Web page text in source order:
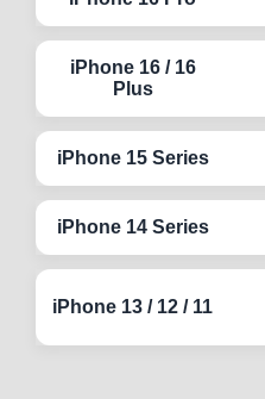
iPhone 16 / 16
Plus
iPhone 15 Series
iPhone 14 Series
iPhone 13 / 12 / 11